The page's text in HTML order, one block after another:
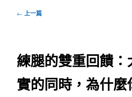
文
← 上一篇
練腿的雙重回饋
實的同時，為什